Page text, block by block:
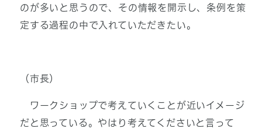
のが多いと思うので、その情報を開示し、条例を策
定する過程の中で入れていただきたい。
（市長）
ワークショップで考えていくことが近いイメージ
だと思っている。やはり考えてくださいと言って